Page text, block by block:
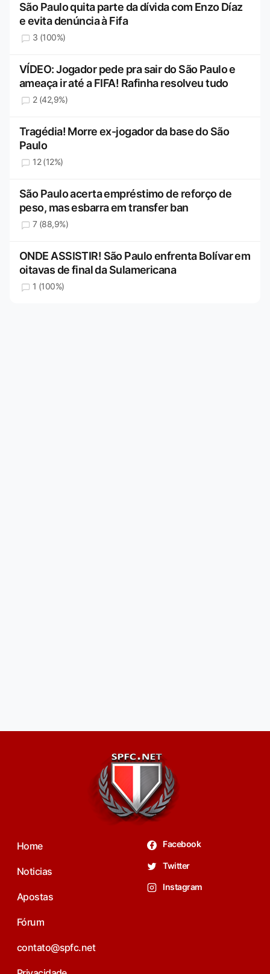
São Paulo quita parte da dívida com Enzo Díaz
e evita denúncia à Fifa
3 (100%)
VÍDEO: Jogador pede pra sair do São Paulo e
ameaça ir até a FIFA! Rafinha resolveu tudo
2 (42,9%)
Tragédia! Morre ex-jogador da base do São
Paulo
12 (12%)
São Paulo acerta empréstimo de reforço de
peso, mas esbarra em transfer ban
7 (88,9%)
ONDE ASSISTIR! São Paulo enfrenta Bolívar em
oitavas de final da Sulamericana
1 (100%)
Home
Noticias
Apostas
Fórum
contato@spfc.net
Facebook
Twitter
Instagram